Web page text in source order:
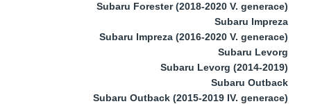
Subaru Forester (2018-2020 V. generace)
Subaru Impreza
Subaru Impreza (2016-2020 V. generace)
Subaru Levorg
Subaru Levorg (2014-2019)
Subaru Outback
Subaru Outback (2015-2019 IV. generace)